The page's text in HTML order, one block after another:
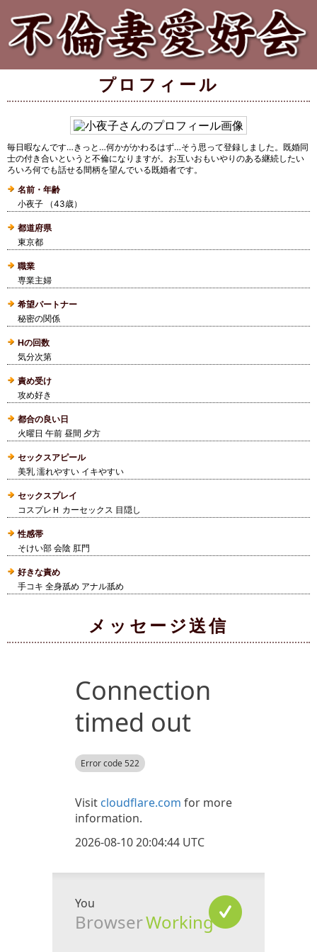
プロフィール
毎日暇なんです…きっと…何かがかわるはず…そう思って登録しました。既婚同
士の付き合いというと不倫になりますが。お互いおもいやりのある継続したい
ろいろ何でも話せる間柄を望んでいる既婚者です。
名前・年齢
小夜子 （43歳）
都道府県
東京都
職業
専業主婦
希望パートナー
秘密の関係
Hの回数
気分次第
責め受け
攻め好き
都合の良い日
火曜日 午前 昼間 夕方
セックスアピール
美乳 濡れやすい イキやすい
セックスプレイ
コスプレＨ カーセックス 目隠し
性感帯
そけい部 会陰 肛門
好きな責め
手コキ 全身舐め アナル舐め
メッセージ送信